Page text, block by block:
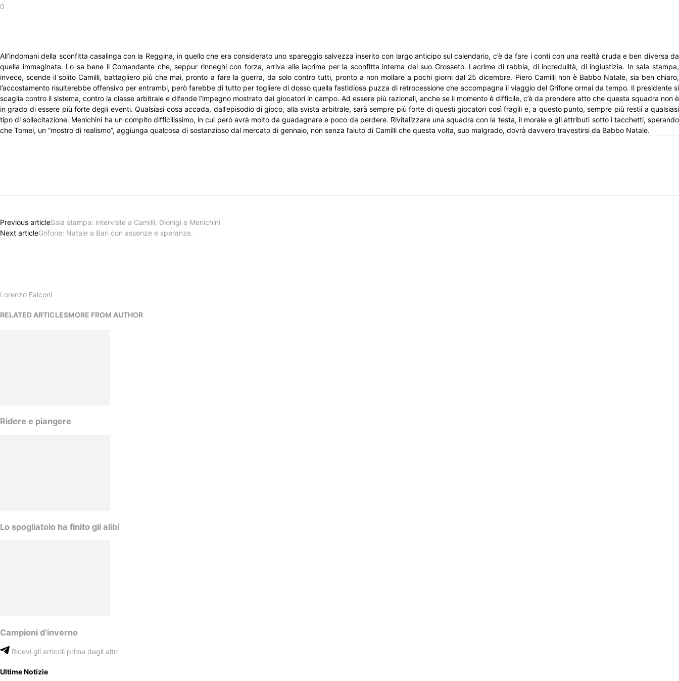
0
All’indomani della sconfitta casalinga con la Reggina, in quello che era considerato uno spareggio salvezza inserito con largo anticipo sul calendario, c’è da fare i conti con una realtà cruda e ben diversa da
quella immaginata. Lo sa bene il Comandante che, seppur rinneghi con forza, arriva alle lacrime per la sconfitta interna del suo Grosseto. Lacrime di rabbia, di incredulità, di ingiustizia. In sala stampa,
invece, scende il solito Camilli, battagliero più che mai, pronto a fare la guerra, da solo contro tutti, pronto a non mollare a pochi giorni dal 25 dicembre. Piero Camilli non è Babbo Natale, sia ben chiaro,
l’accostamento risulterebbe offensivo per entrambi, però farebbe di tutto per togliere di dosso quella fastidiosa puzza di retrocessione che accompagna il viaggio del Grifone ormai da tempo. Il presidente si
scaglia contro il sistema, contro la classe arbitrale e difende l’impegno mostrato dai giocatori in campo. Ad essere più razionali, anche se il momento è difficile, c’è da prendere atto che questa squadra non è
in grado di essere più forte degli eventi. Qualsiasi cosa accada, dall’episodio di gioco, alla svista arbitrale, sarà sempre più forte di questi giocatori così fragili e, a questo punto, sempre più restii a qualsiasi
tipo di sollecitazione. Menichini ha un compito difficilissimo, in cui però avrà molto da guadagnare e poco da perdere. Rivitalizzare una squadra con la testa, il morale e gli attributi sotto i tacchetti, sperando
che Tomei, un “mostro di realismo”, aggiunga qualcosa di sostanzioso dal mercato di gennaio, non senza l’aiuto di Camilli che questa volta, suo malgrado, dovrà davvero travestirsi da Babbo Natale.
Previous articleSala stampa: interviste a Camilli, Dionigi e Menichini
Next articleGrifone: Natale a Bari con assenze e speranze.
Lorenzo Falconi
RELATED ARTICLESMORE FROM AUTHOR
Ridere e piangere
Lo spogliatoio ha finito gli alibi
Campioni d’inverno
Ricevi gli articoli prima degli altri
Ultime Notizie